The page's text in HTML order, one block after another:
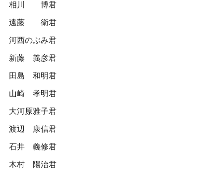
相川 博君
遠藤 衛君
河西のぶみ君
新藤 義彦君
田島 和明君
山崎 孝明君
大河原雅子君
渡辺 康信君
石井 義修君
木村 陽治君